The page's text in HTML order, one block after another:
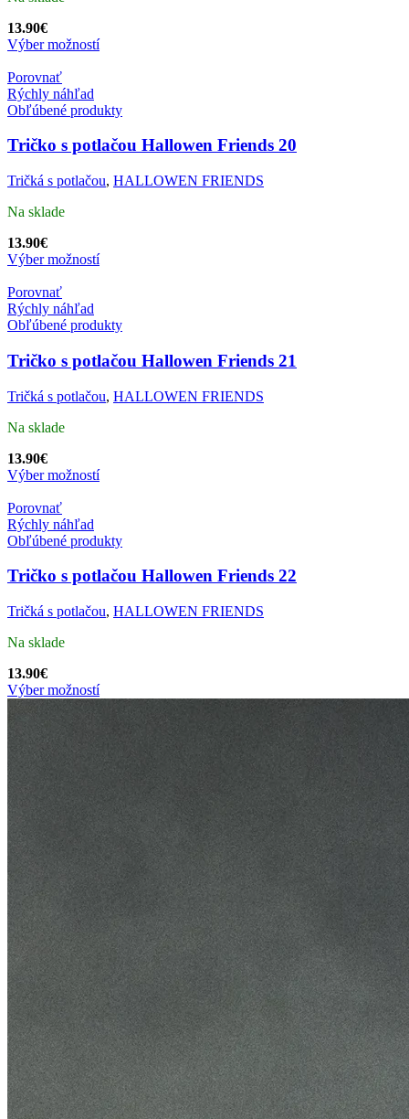
13.90€
Výber možností
Porovnať
Rýchly náhľad
Obľúbené produkty
Tričko s potlačou Hallowen Friends 20
Tričká s potlačou, HALLOWEN FRIENDS
Na sklade
13.90€
Výber možností
Porovnať
Rýchly náhľad
Obľúbené produkty
Tričko s potlačou Hallowen Friends 21
Tričká s potlačou, HALLOWEN FRIENDS
Na sklade
13.90€
Výber možností
Porovnať
Rýchly náhľad
Obľúbené produkty
Tričko s potlačou Hallowen Friends 22
Tričká s potlačou, HALLOWEN FRIENDS
Na sklade
13.90€
Výber možností